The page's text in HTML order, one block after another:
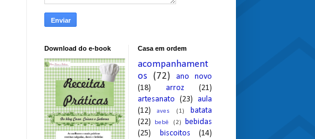
Download do e-book Casa em ordem
acompanhament
os
(72)
ano novo
(18)
arroz
(21)
artesanato (23) aula
(12)
aves (1)
batata
(22)
bebê (2)
bebidas
(25)
biscoitos
(14)